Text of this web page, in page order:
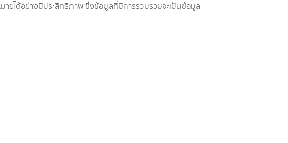
ายได้อย่างมีประสิทธิภาพ ซึ่งข้อมูลที่มีการรวบรวมจะเป็นข้อมูล